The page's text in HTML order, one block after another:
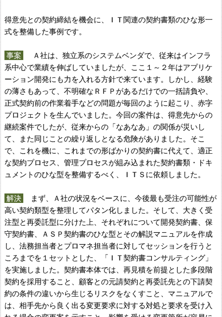
得意先との契約締結を機会に、ＩＴ関連の契約書類のひな形一
式を整備した事例です。
事案
Ａ社は、独立系のシステムベンダで、従来はインフラ
系中心で業績を伸ばしていましたが、ここ１～２年はアプリケ
ーション開発にも力を入れる方針で来ています。しかし、経験
の薄さもあって、不明確なＲＦＰがあるだけでの一括請負や、
正式契約前の作業着手などの問題が毎回のように起こり、赤字
プロジェクトを生んでいました。今回の案件は、得意先からの
継続案件でしたが、従来からの「なあなあ」の関係が災いし
て、また同じことの繰り返しとなる危険がありました。そこ
で、これを機に、これまでの形ばかりの契約書に代えて、適正
な契約プロセス、管理プロセスが組み込まれた契約書類・ドキ
ュメントのひな型を整備するべく、ＩＴＳに依頼しました。
解決
まず、Ａ社の状況をベースに、今後最も受注の可能性が
高い契約類型を整理してパタン化しました。そして、大きく受
注型と再委託型に分けた上、それぞれについて開発契約書、保
守契約書、ＡＳＰ契約書のひな型とその解説マニュアルを作成
し、法務担当者とプロマネ担当者に対してセッションを行うと
ころまでを１セットとした、「ＩＴ契約書コンサルティング」
を実施しました。契約書本体では、再見積を前提とした多段階
契約を採用すること、顧客との元請契約と再委託先との下請契
約の条件の違いから生じるリスクをなくすこと、マニュアルで
は、相手先から良く出る変更要求に対する対処と要求を受け入